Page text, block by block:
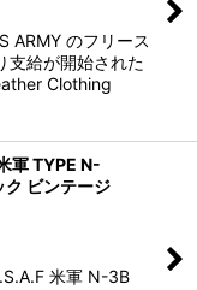
ARMY のフリース
支給が開始された
Clothing
軍 TYPE N-
ビンテージ
米軍 N-3B